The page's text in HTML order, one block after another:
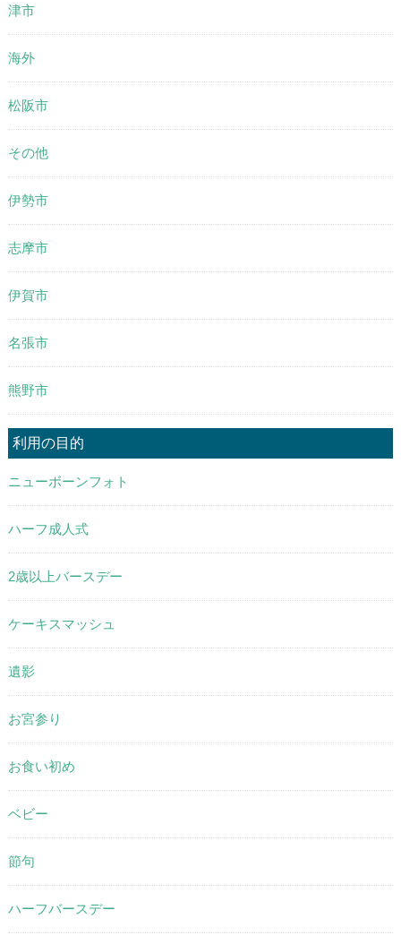
津市
海外
松阪市
その他
伊勢市
志摩市
伊賀市
名張市
熊野市
利用の目的
ニューボーンフォト
ハーフ成人式
2歳以上バースデー
ケーキスマッシュ
遺影
お宮参り
お食い初め
ベビー
節句
ハーフバースデー